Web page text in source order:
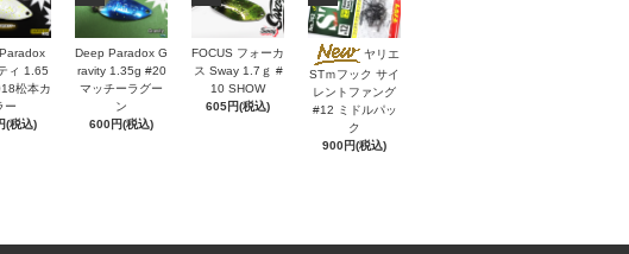
ィ 1.65
松本カ
ー
(税込)
Deep Paradox G
ravity 1.35g #20
マッチーラグー
ン
600円(税込)
FOCUS フォーカ
ス Sway 1.7ｇ #
10 SHOW
605円(税込)
ヤリエ
STｍフック サイ
レントファング
#12 ミドルパッ
ク
900円(税込)